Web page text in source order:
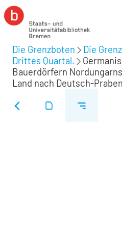
Die Grenzboten Die
Drittes Quartal.
Bauerdörfern
Land nach Deutsch-